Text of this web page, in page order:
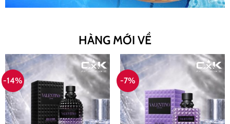
HÀNG MỚI VỀ
-14% -7%